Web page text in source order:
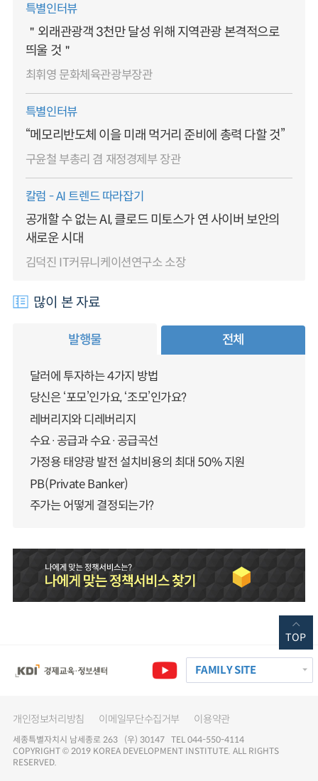
특별인터뷰
＂외래관광객 3천만 달성 위해 지역관광 본격적으로
띄울 것＂
최휘영 문화체육관광부장관
특별인터뷰
“메모리반도체 이을 미래 먹거리 준비에 총력 다할 것”
구윤철 부총리 겸 재정경제부 장관
칼럼 - AI 트렌드 따라잡기
공개할 수 없는 AI, 클로드 미토스가 연 사이버 보안의
새로운 시대
김덕진 IT커뮤니케이션연구소 소장
많이 본 자료
발행물 전체
달러에 투자하는 4가지 방법
당신은 ‘포모’인가요, ‘조모’인가요?
레버리지와 디레버리지
수요·공급과 수요·공급곡선
가정용 태양광 발전 설치비용의 최대 50% 지원
PB(Private Banker)
주가는 어떻게 결정되는가?
FAMILY SITE
개인정보처리방침 이메일무단수집거부 이용약관
세종특별자치시 남세종로 263 (우) 30147 TEL 044-550-4114
COPYRIGHT © 2019 KOREA DEVELOPMENT INSTITUTE. ALL RIGHTS
RESERVED.
TOP